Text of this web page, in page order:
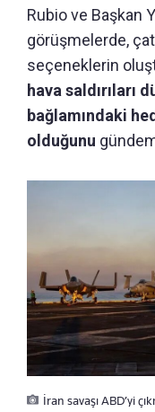
Rubio ve Başkan
görüşmelerde,
seçeneklerin
hava saldırıları
bağlamındaki
olduğunu
İran savaşı ABD’yi